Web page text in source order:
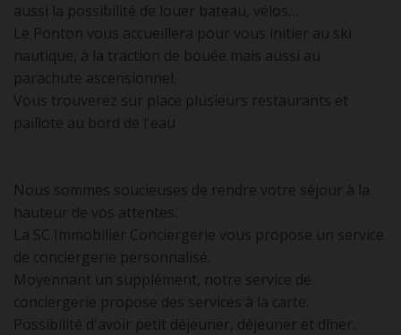
aussi la possibilité de louer bateau, vélos…
Le Ponton vous accueillera pour vous initier au ski
nautique, à la traction de bouée mais aussi au
parachute ascensionnel.
Vous trouverez sur place plusieurs restaurants et
paillote au bord de l'eau
Nous sommes soucieuses de rendre votre séjour à la
hauteur de vos attentes.
La SC Immobilier Conciergerie vous propose un service
de conciergerie personnalisé.
Moyennant un supplément, notre service de
conciergerie propose des services à la carte.
Possibilité d'avoir petit déjeuner, déjeuner et dîner.